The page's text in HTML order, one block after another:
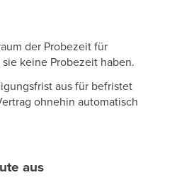
der Probezeit für
keine Probezeit haben.
aus für befristet
ohnehin automatisch
aus